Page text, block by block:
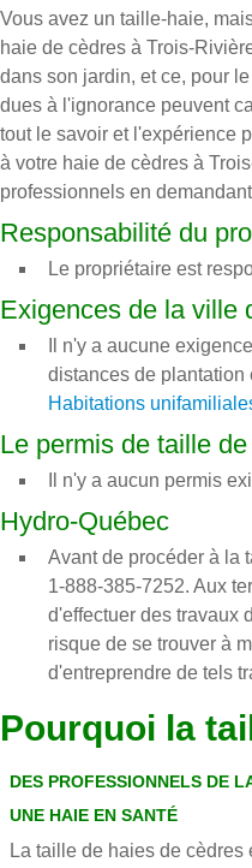
Vous avez un taille-haie,
haie de cèdres à Trois-
dans son jardin, et ce, pour
dues à l'ignorance peuvent
tout le savoir et l'expérience
à votre haie de cèdres à
professionnels en
Responsabilité du
Le propriétaire est
Exigences de la ville
Il n'y a aucune
distances de
Habitations
Le permis de taille
Il n'y a aucun permis
Hydro-Québec
Avant de procéder à la
1-888-385-7252. Aux
d'effectuer des travaux
risque de se trouver à
d'entreprendre de tels
Pourquoi la
DES PROFESSIONNELS DE
UNE HAIE EN SANTÉ
La taille de haies de cèdres